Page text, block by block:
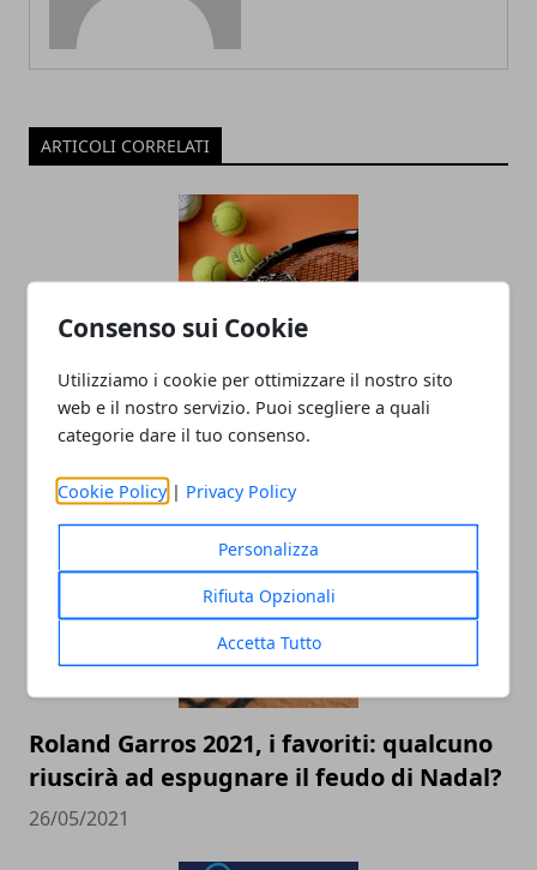
Consenso sui Cookie
Utilizziamo i cookie per ottimizzare il nostro sito
web e il nostro servizio. Puoi scegliere a quali
categorie dare il tuo consenso.
Cookie Policy | Privacy Policy
Personalizza
Rifiuta Opzionali
Accetta Tutto
ARTICOLI CORRELATI
Come acquistare una racchetta da
tennis: consigli e suggerimenti
04/02/2022
Roland Garros 2021, i favoriti: qualcuno
riuscirà ad espugnare il feudo di Nadal?
26/05/2021